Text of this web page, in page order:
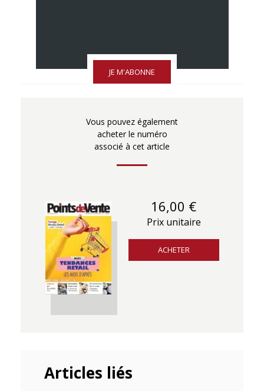
JE M'ABONNE
Vous pouvez également
acheter le numéro
associé à cet article
16,00 €
Prix unitaire
ACHETER
Articles liés